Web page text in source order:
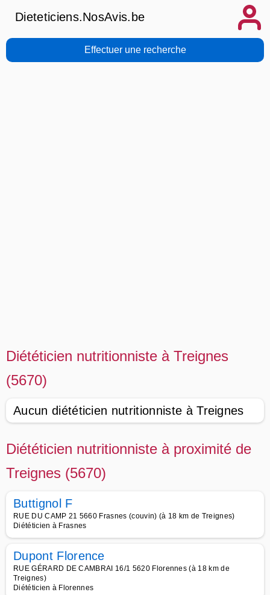
Dieteticiens.NosAvis.be
Effectuer une recherche
Diététicien nutritionniste à Treignes
(5670)
Aucun diététicien nutritionniste à Treignes
Diététicien nutritionniste à proximité de
Treignes (5670)
Buttignol F
RUE DU CAMP 21 5660 Frasnes (couvin) (à 18 km de Treignes)
Diététicien à Frasnes
Dupont Florence
RUE GÉRARD DE CAMBRAI 16/1 5620 Florennes (à 18 km de
Treignes)
Diététicien à Florennes